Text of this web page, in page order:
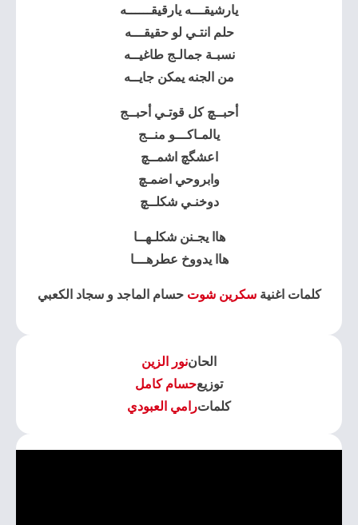
يارشيقـــه يارقيقــــــه
حلم انتـي لو حقيقـــه
نسبـة جمالـج طاغيــه
من الجنه يمكن جايــه
أحبــچ كل قوتـي أحبــج
يالمـاكـــو منــج
اعشگچ اشمــچ
وابروحي اضمـچ
دوخنـي شكلــچ
هاا يجـنن شكلـهــا
هاا يدووخ عطرهـــا
كلمات اغنيةسكرين شوت حسام الماجد و سجاد الكعبي
الحاننور الزين
توزيعحسام كامل
كلماترامي العبودي